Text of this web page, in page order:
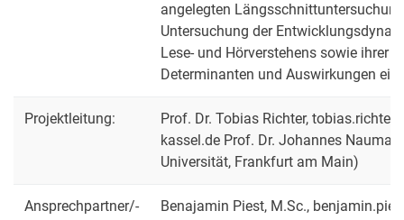
angelegten
Untersuchung der
Lese- und Hörverstehens sowie ihrer
Determinanten und Auswirkungen
Projektleitung:
Prof. Dr. Tobias Richter,
kassel.de Prof. Dr. Johannes
Universität, Frankfurt am Main)
Ansprechpartner/-
Benajamin Piest, M.Sc.,